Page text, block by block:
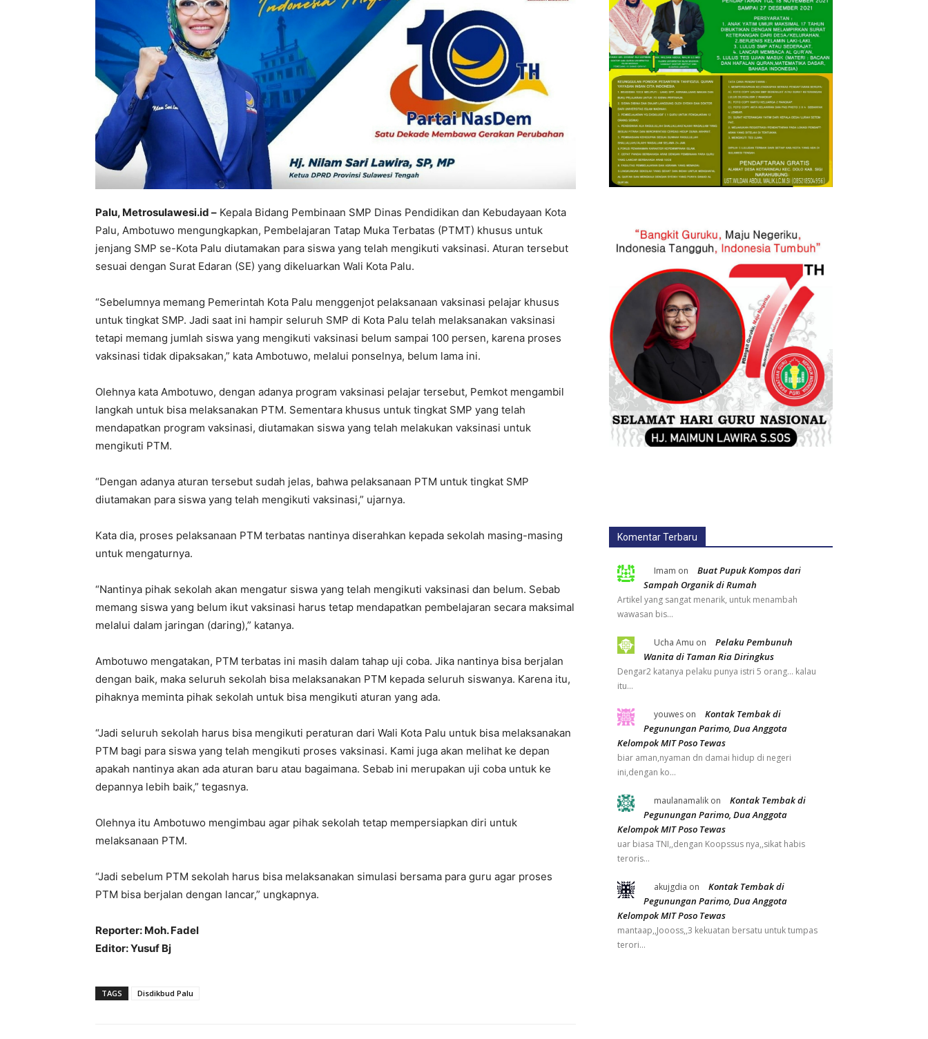
Palu, Metrosulawesi.id – Kepala Bidang Pembinaan SMP Dinas Pendidikan dan Kebudayaan Kota
Palu, Ambotuwo mengungkapkan, Pembelajaran Tatap Muka Terbatas (PTMT) khusus untuk
jenjang SMP se-Kota Palu diutamakan para siswa yang telah mengikuti vaksinasi. Aturan tersebut
sesuai dengan Surat Edaran (SE) yang dikeluarkan Wali Kota Palu.
“Sebelumnya memang Pemerintah Kota Palu menggenjot pelaksanaan vaksinasi pelajar khusus
untuk tingkat SMP. Jadi saat ini hampir seluruh SMP di Kota Palu telah melaksanakan vaksinasi
tetapi memang jumlah siswa yang mengikuti vaksinasi belum sampai 100 persen, karena proses
vaksinasi tidak dipaksakan,” kata Ambotuwo, melalui ponselnya, belum lama ini.
Olehnya kata Ambotuwo, dengan adanya program vaksinasi pelajar tersebut, Pemkot mengambil
langkah untuk bisa melaksanakan PTM. Sementara khusus untuk tingkat SMP yang telah
mendapatkan program vaksinasi, diutamakan siswa yang telah melakukan vaksinasi untuk
mengikuti PTM.
“Dengan adanya aturan tersebut sudah jelas, bahwa pelaksanaan PTM untuk tingkat SMP
diutamakan para siswa yang telah mengikuti vaksinasi,” ujarnya.
Kata dia, proses pelaksanaan PTM terbatas nantinya diserahkan kepada sekolah masing-masing
untuk mengaturnya.
“Nantinya pihak sekolah akan mengatur siswa yang telah mengikuti vaksinasi dan belum. Sebab
memang siswa yang belum ikut vaksinasi harus tetap mendapatkan pembelajaran secara maksimal
melalui dalam jaringan (daring),” katanya.
Ambotuwo mengatakan, PTM terbatas ini masih dalam tahap uji coba. Jika nantinya bisa berjalan
dengan baik, maka seluruh sekolah bisa melaksanakan PTM kepada seluruh siswanya. Karena itu,
pihaknya meminta pihak sekolah untuk bisa mengikuti aturan yang ada.
“Jadi seluruh sekolah harus bisa mengikuti peraturan dari Wali Kota Palu untuk bisa melaksanakan
PTM bagi para siswa yang telah mengikuti proses vaksinasi. Kami juga akan melihat ke depan
apakah nantinya akan ada aturan baru atau bagaimana. Sebab ini merupakan uji coba untuk ke
depannya lebih baik,” tegasnya.
Olehnya itu Ambotuwo mengimbau agar pihak sekolah tetap mempersiapkan diri untuk
melaksanaan PTM.
“Jadi sebelum PTM sekolah harus bisa melaksanakan simulasi bersama para guru agar proses
PTM bisa berjalan dengan lancar,” ungkapnya.
Reporter: Moh. Fadel
Editor: Yusuf Bj
TAGS Disdikbud Palu
Komentar Terbaru
Imam on
Buat Pupuk Kompos dari
Sampah Organik di Rumah
Artikel yang sangat menarik, untuk menambah
wawasan bis…
Ucha Amu on
Pelaku Pembunuh
Wanita di Taman Ria Diringkus
Dengar2 katanya pelaku punya istri 5 orang... kalau
itu…
youwes on
Kontak Tembak di
Pegunungan Parimo, Dua Anggota
Kelompok MIT Poso Tewas
biar aman,nyaman dn damai hidup di negeri
ini,dengan ko…
maulanamalik on
Kontak Tembak di
Pegunungan Parimo, Dua Anggota
Kelompok MIT Poso Tewas
uar biasa TNI,,dengan Koopssus nya,,sikat habis
teroris…
akujgdia on
Kontak Tembak di
Pegunungan Parimo, Dua Anggota
Kelompok MIT Poso Tewas
mantaap,,Joooss,,3 kekuatan bersatu untuk tumpas
terori…